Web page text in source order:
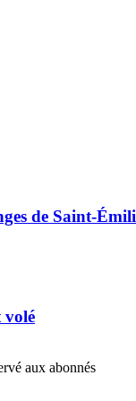
de Saint-
volé
aux abonnés